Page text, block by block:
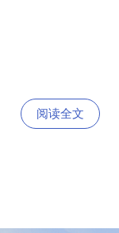
关重要，可提升拉
、水上运动及自
阅读全文